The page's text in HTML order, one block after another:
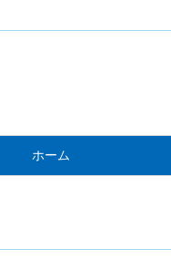
ホーム